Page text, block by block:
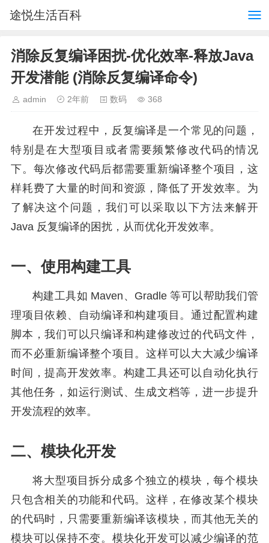
途悦生活百科
消除反复编译困扰-优化效率-释放Java
开发潜能 (消除反复编译命令)
admin 2年前 数码 368
在开发过程中，反复编译是一个常见的问题，
特别是在大型项目或者需要频繁修改代码的情况
下。每次修改代码后都需要重新编译整个项目，这
样耗费了大量的时间和资源，降低了开发效率。为
了解决这个问题，我们可以采取以下方法来解开
Java 反复编译的困扰，从而优化开发效率。
一、使用构建工具
构建工具如 Maven、Gradle 等可以帮助我们管
理项目依赖、自动编译和构建项目。通过配置构建
脚本，我们可以只编译和构建修改过的代码文件，
而不必重新编译整个项目。这样可以大大减少编译
时间，提高开发效率。构建工具还可以自动化执行
其他任务，如运行测试、生成文档等，进一步提升
开发流程的效率。
二、模块化开发
将大型项目拆分成多个独立的模块，每个模块
只包含相关的功能和代码。这样，在修改某个模块
的代码时，只需要重新编译该模块，而其他无关的
模块可以保持不变。模块化开发可以减少编译的范